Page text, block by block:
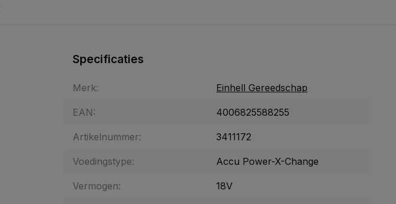
Specificaties
Merk: Einhell Gereedschap
EAN: 4006825588255
Artikelnummer: 3411172
Voedingstype: Accu Power-X-Change
Vermogen: 18V